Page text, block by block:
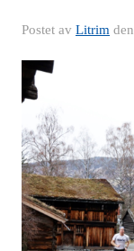
Postet av Litrim den